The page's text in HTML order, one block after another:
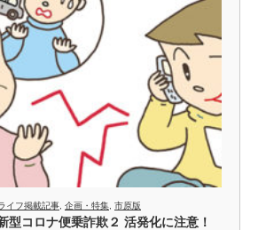
イフ掲載記事 企画・特集 市原版
コロナ便乗詐欺２ 活発化に注意！